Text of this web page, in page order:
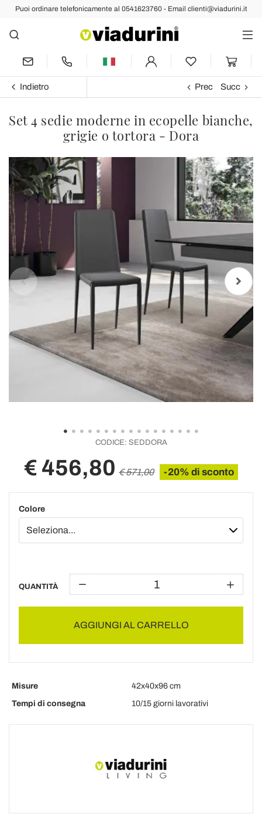
Puoi ordinare telefonicamente al 0541623760 - Email clienti@viadurini.it
Indietro Prec Succ
Set 4 sedie moderne in ecopelle bianche,
grigie o tortora - Dora
CODICE: SEDDORA
€ 456,80 € 571,00 -20% di sconto
Colore
QUANTITÀ
AGGIUNGI AL CARRELLO
Misure
42x40x96 cm
Tempi di consegna
10/15 giorni lavorativi